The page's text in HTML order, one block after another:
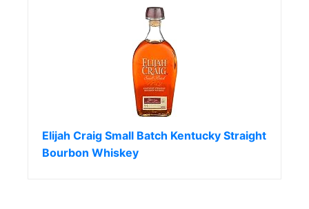
Elijah Craig Small Batch Kentucky Straight
Bourbon Whiskey